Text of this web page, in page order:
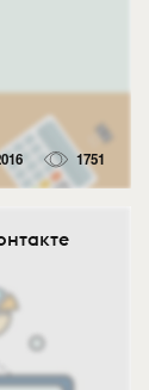
1751